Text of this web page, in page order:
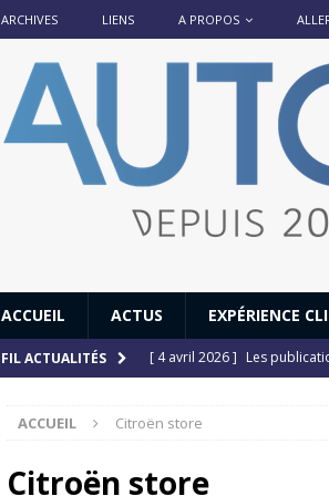
ARCHIVES LIENS A PROPOS
ACCUEIL ACTUS EXPÉRIENCE
FIL ACTUALITÉS [ 4 avril 2026 ] Les
[ 12 juillet 2025 ]
[ 6 juillet 2025 ]
ACCUEIL Citroën store
Citroën store